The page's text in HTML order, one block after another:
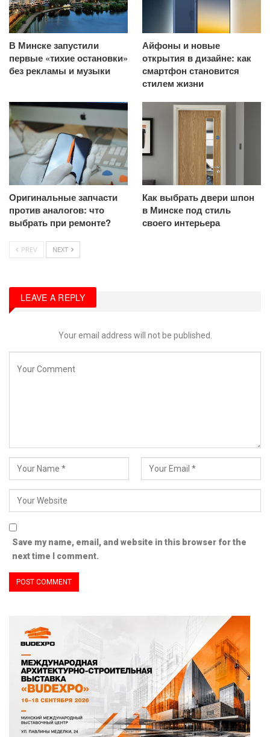
В Минске запустили
первые «тихие остановки»
без рекламы и музыки
Айфоны и новые
открытия в дизайне: как
смартфон становится
стилем жизни
Оригинальные запчасти
против аналогов: что
выбрать при ремонте?
Как выбрать двери шпон
в Минске под стиль
своего интерьера
PREV NEXT
LEAVE A REPLY
Your email address will not be published.
Save my name, email, and website in this browser for the
next time I comment.